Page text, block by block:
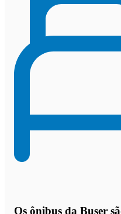
Os ônibus da Buser